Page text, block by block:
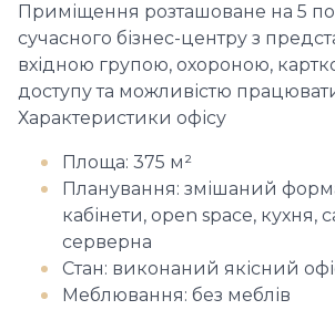
Приміщення розташоване на 5
сучасного бізнес-центру з
вхідною групою, охороною,
доступу та можливістю
Характеристики офісу
Площа: 375 м²
Планування: змішаний
кабінети, open space, кухня,
серверна
Стан: виконаний якісний
Меблювання: без меблів